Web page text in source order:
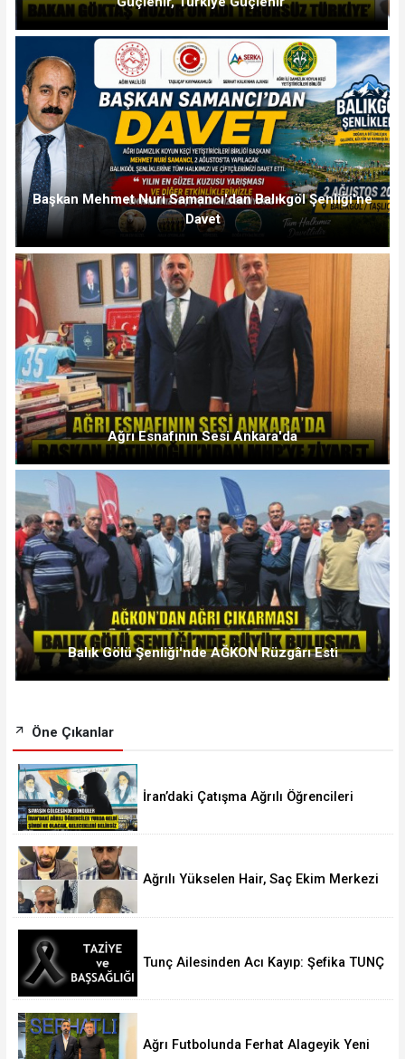
Başkan Mehmet Nuri Samancı'dan Balıkgöl Şenliği'ne
Davet
Ağrı Esnafının Sesi Ankara'da
Balık Gölü Şenliği'nde AĞKON Rüzgârı Esti
Öne Çıkanlar
İran’daki Çatışma Ağrılı Öğrencileri
Ağrılı Yükselen Hair, Saç Ekim Merkezi
Tunç Ailesinden Acı Kayıp: Şefika TUNÇ
Ağrı Futbolunda Ferhat Alageyik Yeni